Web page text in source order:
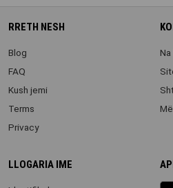
RRETH NESH
Blog
FAQ
Kush jemi
Terms
Privacy
LLOGARIA IME